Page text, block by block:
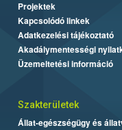
Projektek
Kapcsolódó linkek
Adatkezelési tájékoztató
Akadálymentességi
Üzemeltetési információ
Szakterületek
Állat-egészségügy és